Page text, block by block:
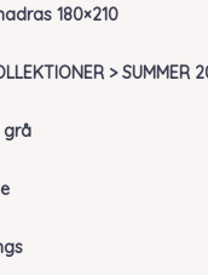
180×210
> SUMMER
grå